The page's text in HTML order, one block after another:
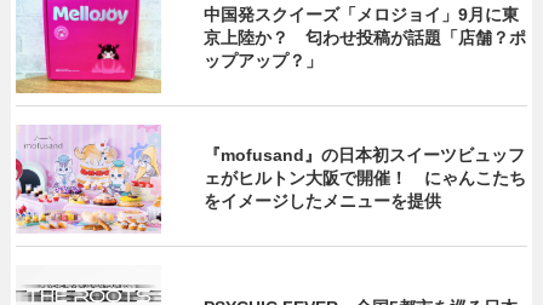
中国発スクイーズ「メロジョイ」9月に東
京上陸か？ 匂わせ投稿が話題「店舗？ポ
ップアップ？」
『mofusand』の日本初スイーツビュッフ
ェがヒルトン大阪で開催！ にゃんこたち
をイメージしたメニューを提供